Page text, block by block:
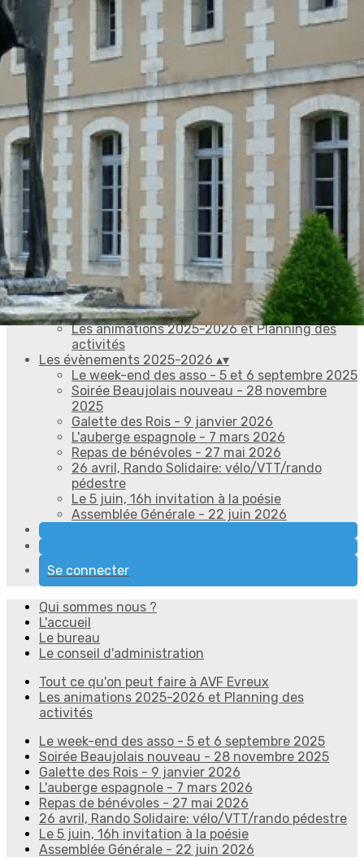
Exporter les lignes sélectionnées
Exporter toutes les colonnes
Exporter uniquement les colonnes affichées
Menu
Ajoutez un logo, un bouton, des réseaux sociaux
Cliquez pour éditer
Accueil
L'Association▴
Qui sommes nous ?
L'accueil
Le bureau
Le conseil d'administration
Les animations et activités
▾
Tout ce qu'on peut faire à AVF Evreux
Les animations 2025-2026 et Planning des
activités
Les évènements 2025-2026 ▴▾
Le week-end des asso - 5 et 6 septembre 2025
Soirée Beaujolais nouveau - 28 novembre
2025
Galette des Rois - 9 janvier 2026
L'auberge espagnole - 7 mars 2026
Repas de bénévoles - 27 mai 2026
26 avril, Rando Solidaire: vélo/VTT/rando
pédestre
Le 5 juin, 16h invitation à la poésie
Assemblée Générale - 22 juin 2026
Se connecter
Qui sommes nous ?
L'accueil
Le bureau
Le conseil d'administration
Tout ce qu'on peut faire à AVF Evreux
Les animations 2025-2026 et Planning des
activités
Le week-end des asso - 5 et 6 septembre 2025
Soirée Beaujolais nouveau - 28 novembre 2025
Galette des Rois - 9 janvier 2026
L'auberge espagnole - 7 mars 2026
Repas de bénévoles - 27 mai 2026
26 avril, Rando Solidaire: vélo/VTT/rando pédestre
Le 5 juin, 16h invitation à la poésie
Assemblée Générale - 22 juin 2026